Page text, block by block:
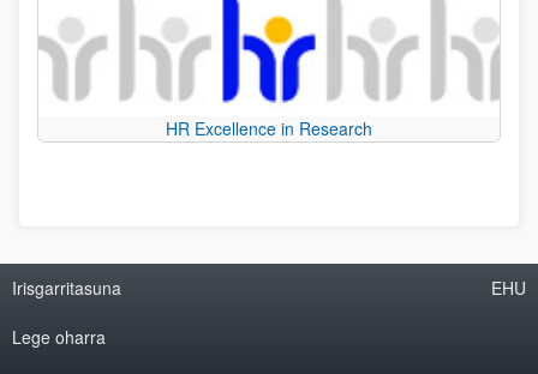
HR Excellence in Research
Irisgarritasuna
Lege oharra
EHU